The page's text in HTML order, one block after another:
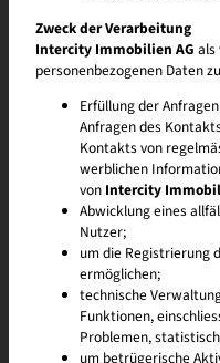
kleine
Bloomville ist der perfekte
wenn sich ein vielfältiges
Aktivitäten füllt. Hier bist du
Persönlichkeit und
Lokalitäten individuell nach
ausgebaute Räume ein. Die
m². Registriere dich jetzt und
Zweck der Verarbeitung
Intercity Immobilien AG als
personenbezogenen Daten
Erfüllung der
Anfragen des
Kontakts von
werblichen
von Intercity
Abwicklung eines
Nutzer;
um die Registrierung
ermöglichen;
technische
Funktionen,
Problemen,
um betrügerische